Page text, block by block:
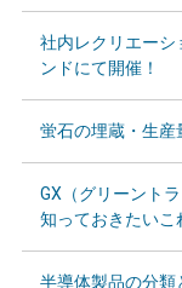
社内レクリエーシ
ンドにて開催！
蛍石の埋蔵・生産
GX（グリーント
知っておきたいこ
半導体製品の分類